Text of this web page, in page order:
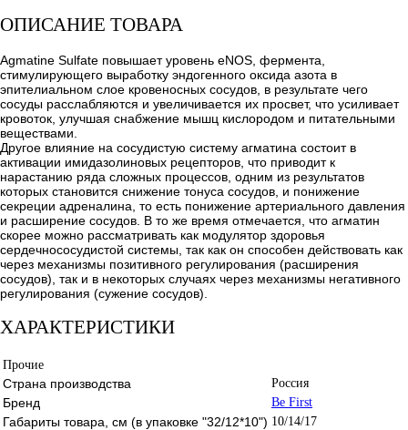
ОПИСАНИЕ ТОВАРА
Agmatine Sulfate повышает уровень eNOS, фермента,
стимулирующего выработку эндогенного оксида азота в
эпителиальном слое кровеносных сосудов, в результате чего
сосуды расслабляются и увеличивается их просвет, что усиливает
кровоток, улучшая снабжение мышц кислородом и питательными
веществами.
Другое влияние на сосудистую систему агматина состоит в
активации имидазолиновых рецепторов, что приводит к
нарастанию ряда сложных процессов, одним из результатов
которых становится снижение тонуса сосудов, и понижение
секреции адреналина, то есть понижение артериального давления
и расширение сосудов. В то же время отмечается, что агматин
скорее можно рассматривать как модулятор здоровья
сердечнососудистой системы, так как он способен действовать как
через механизмы позитивного регулирования (расширения
сосудов), так и в некоторых случаях через механизмы негативного
регулирования (сужение сосудов).
ХАРАКТЕРИСТИКИ
Прочие
Страна производства Россия
Бренд Be First
Габариты товара, см (в упаковке "32/12*10") 10/14/17